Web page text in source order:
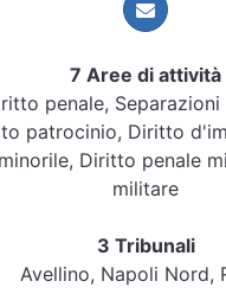
7 Aree di attività
penale,
patrocinio, Diritto
Diritto penale
militare
3 Tribunali
Avellino, Napoli Nord,